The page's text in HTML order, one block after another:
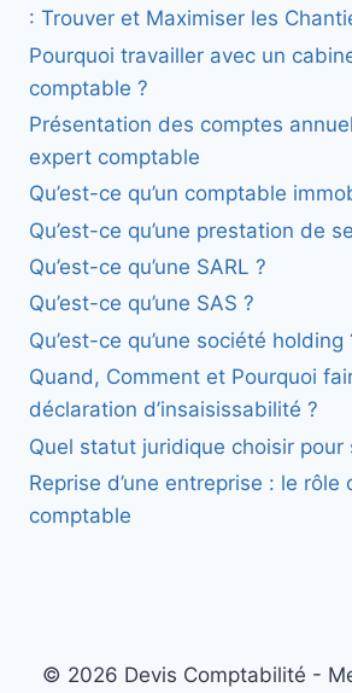
: Trouver et Maximiser les
Pourquoi travailler avec un
comptable ?
Présentation des comptes
expert comptable
Qu’est-ce qu’un comptable
Qu’est-ce qu’une prestation de
Qu’est-ce qu’une SARL ?
Qu’est-ce qu’une SAS ?
Qu’est-ce qu’une société holding
Quand, Comment et Pourquoi
déclaration d’insaisissabilité ?
Quel statut juridique choisir pour
Reprise d’une entreprise : le rôle
comptable
© 2026 Devis Comptabilité -